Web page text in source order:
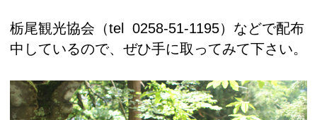
栃尾観光協会（tel 0258-51-1195）などで配布
中しているので、ぜひ手に取ってみて下さい。